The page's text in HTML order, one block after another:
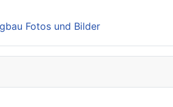
Fotos und Bilder